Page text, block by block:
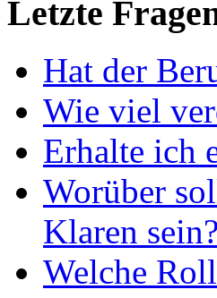
Letzte
Hat der
Wie viel
Erhalte ich
Worüber
Klaren sein?
Welche